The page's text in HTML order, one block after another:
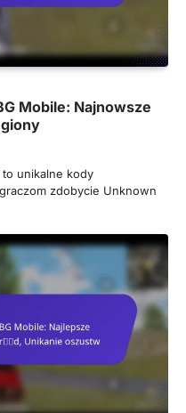
Mobile: Najnowsze
to unikalne kody
zdobycie Unknown